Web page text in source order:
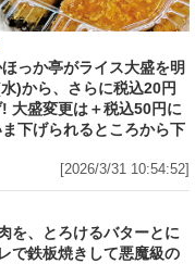
っか亭がライス大盛を明
)から、さらに税込20円
大盛変更は＋税込50円に
ま下げられるところから下
[2026/3/31 10:54:52]
を、とろけるバターとに
で鉄板焼きして悪魔級の